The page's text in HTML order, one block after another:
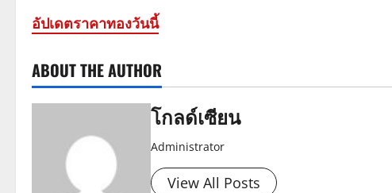
อัปเดตราคาทองวันนี้
ABOUT THE AUTHOR
โกลด์เซียน
Administrator
View All Posts